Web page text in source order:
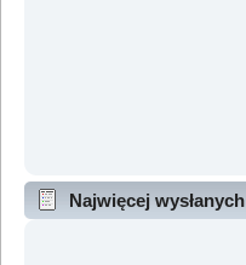
Najwięcej wysłanych